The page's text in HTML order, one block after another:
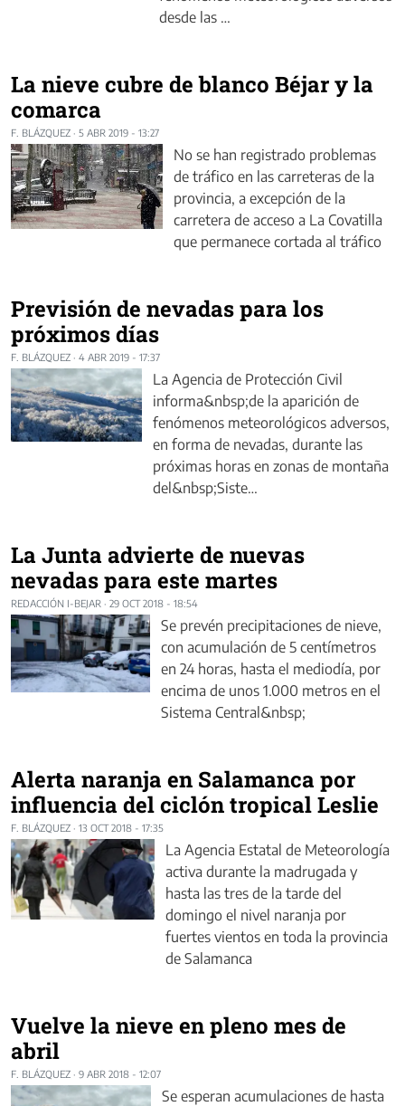
desde las …
La nieve cubre de blanco Béjar y la
comarca
F. BLÁZQUEZ · 5 ABR 2019 - 13:27
No se han registrado problemas
de tráfico en las carreteras de la
provincia, a excepción de la
carretera de acceso a La Covatilla
que permanece cortada al tráfico
Previsión de nevadas para los
próximos días
F. BLÁZQUEZ · 4 ABR 2019 - 17:37
La Agencia de Protección Civil
informa&nbsp;de la aparición de
fenómenos meteorológicos adversos,
en forma de nevadas, durante las
próximas horas en zonas de montaña
del&nbsp;Siste…
La Junta advierte de nuevas
nevadas para este martes
REDACCIÓN I-BEJAR · 29 OCT 2018 - 18:54
Se prevén precipitaciones de nieve,
con acumulación de 5 centímetros
en 24 horas, hasta el mediodía, por
encima de unos 1.000 metros en el
Sistema Central&nbsp;
Alerta naranja en Salamanca por
influencia del ciclón tropical Leslie
F. BLÁZQUEZ · 13 OCT 2018 - 17:35
La Agencia Estatal de Meteorología
activa durante la madrugada y
hasta las tres de la tarde del
domingo el nivel naranja por
fuertes vientos en toda la provincia
de Salamanca
Vuelve la nieve en pleno mes de
abril
F. BLÁZQUEZ · 9 ABR 2018 - 12:07
Se esperan acumulaciones de hasta